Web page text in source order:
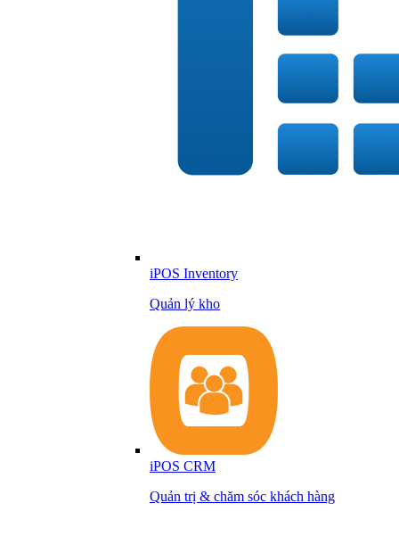
iPOS Inventory
Quản lý kho
iPOS CRM
Quản trị & chăm sóc khách hàng